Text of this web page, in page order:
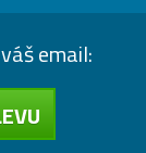
email: